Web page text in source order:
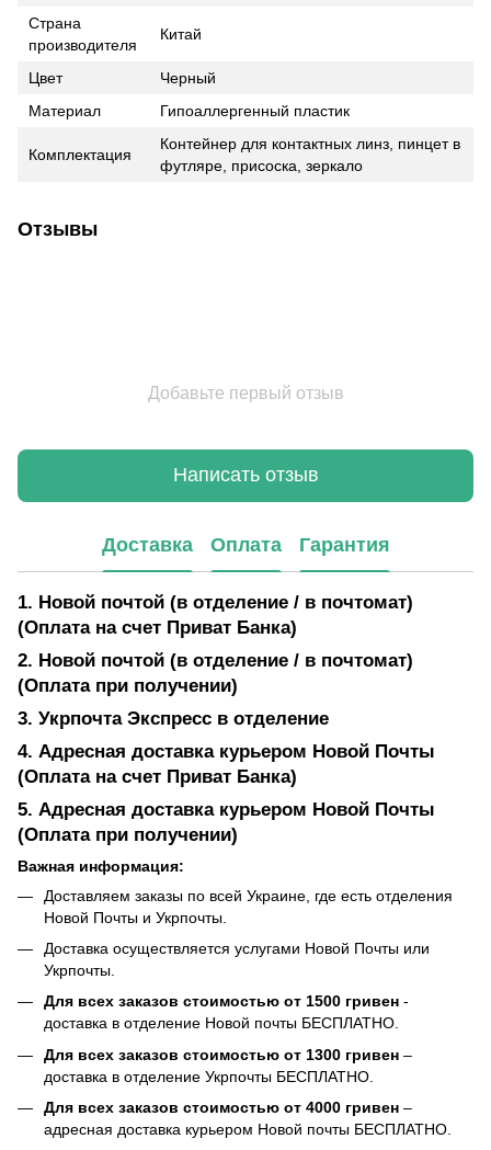
Страна
производителя
Китай
Цвет
Черный
Материал
Гипоаллергенный пластик
Комплектация
Контейнер для контактных линз, пинцет в
футляре, присоска, зеркало
Отзывы
Добавьте первый отзыв
Написать отзыв
Доставка Оплата Гарантия
1. Новой почтой (в отделение / в почтомат)
(Оплата на счет Приват Банка)
2. Новой почтой (в отделение / в почтомат)
(Оплата при получении)
3. Укрпочта Экспресс в отделение
4. Адресная доставка курьером Новой Почты
(Оплата на счет Приват Банка)
5. Адресная доставка курьером Новой Почты
(Оплата при получении)
Важная информация:
Доставляем заказы по всей Украине, где есть отделения
Новой Почты и Укрпочты.
Доставка осуществляется услугами Новой Почты или
Укрпочты.
Для всех заказов стоимостью от 1500 гривен -
доставка в отделение Новой почты БЕСПЛАТНО.
Для всех заказов стоимостью от 1300 гривен –
доставка в отделение Укрпочты БЕСПЛАТНО.
Для всех заказов стоимостью от 4000 гривен –
адресная доставка курьером Новой почты БЕСПЛАТНО.